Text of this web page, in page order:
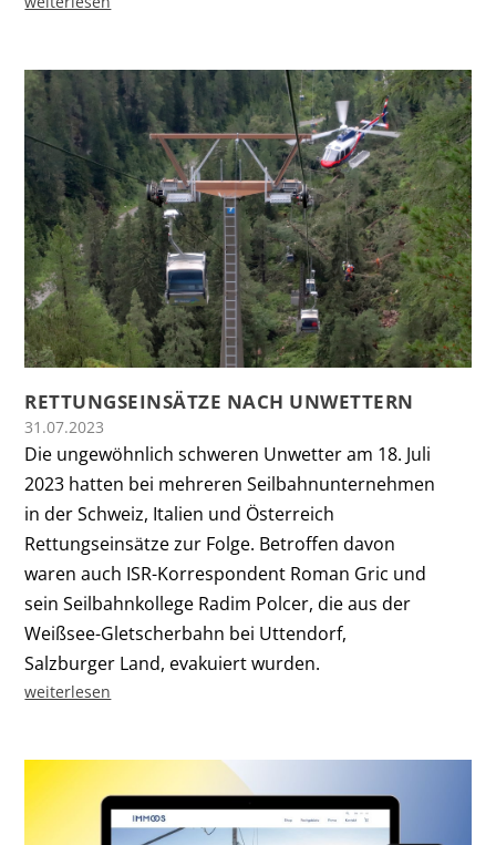
RETTUNGSEINSÄTZE NACH UNWETTERN
31.07.2023
Die ungewöhnlich schweren Unwetter am 18. Juli
2023 hatten bei mehreren Seilbahnunternehmen
in der Schweiz, Italien und Österreich
Rettungseinsätze zur Folge. Betroffen davon
waren auch ISR-Korrespondent Roman Gric und
sein Seilbahnkollege Radim Polcer, die aus der
Weißsee-Gletscherbahn bei Uttendorf,
Salzburger Land, evakuiert wurden.
weiterlesen